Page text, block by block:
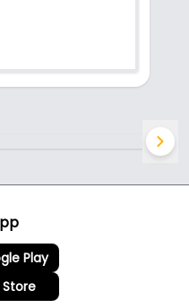
Play